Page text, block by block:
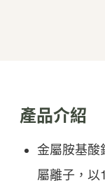
產品介紹
金屬胺基酸
屬離子，以